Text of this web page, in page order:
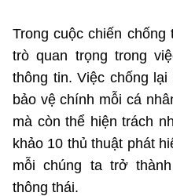
Trong cuộc chiến
trò quan trọng trong
thông tin. Việc chống
bảo vệ chính mỗi cá
mà còn thể hiện trách
khảo 10 thủ thuật phát
mỗi chúng ta trở
thông thái.